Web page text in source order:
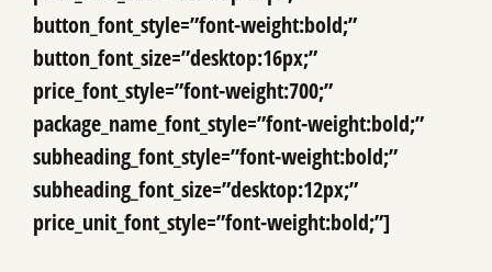
button_font_style=”font-weight:bold;”
button_font_size=”desktop:16px;”
price_font_style=”font-weight:700;”
package_name_font_style=”font-weight:bold;”
subheading_font_style=”font-weight:bold;”
subheading_font_size=”desktop:12px;”
price_unit_font_style=”font-weight:bold;”]